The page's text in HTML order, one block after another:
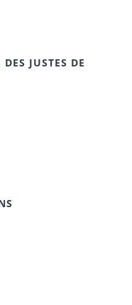
JUSTES DE